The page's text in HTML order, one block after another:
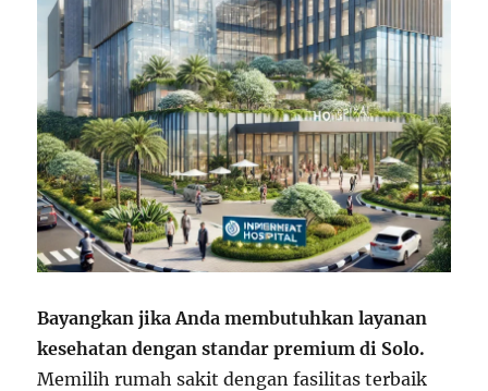
Bayangkan jika Anda membutuhkan layanan
kesehatan dengan standar premium di Solo.
Memilih rumah sakit dengan fasilitas terbaik